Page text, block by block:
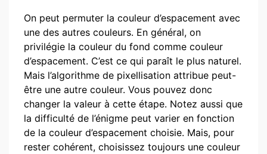
On peut permuter la couleur d’espacement avec
une des autres couleurs. En général, on
privilégie la couleur du fond comme couleur
d’espacement. C’est ce qui paraît le plus naturel.
Mais l’algorithme de pixellisation attribue peut-
être une autre couleur. Vous pouvez donc
changer la valeur à cette étape. Notez aussi que
la difficulté de l’énigme peut varier en fonction
de la couleur d’espacement choisie. Mais, pour
rester cohérent, choisissez toujours une couleur